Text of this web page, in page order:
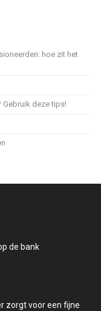
hoe zit het
deze tips!
de bank
zorgt voor een fijne